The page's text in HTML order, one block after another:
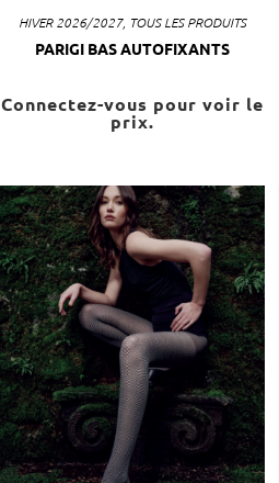
HIVER 2026/2027, TOUS LES PRODUITS
PARIGI BAS AUTOFIXANTS
Connectez-vous pour voir le
prix.